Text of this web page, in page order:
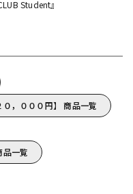
Student』
，０００円】 商品一覧
品一覧